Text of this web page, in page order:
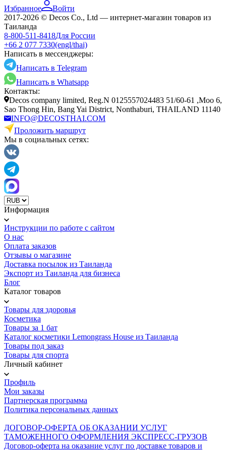
Избранное
Войти
2017-2026 © Decos Co., Ltd — интернет-магазин товаров из
Таиланда
8-800-511-8418Для России
+66 2 077 7330(engl/thai)
Написать в мессенджеры:
Написать в Telegram
Написать в Whatsapp
Контакты:
Decos company limited, Reg.N 0125557024483 51/60-61 ,Moo 6,
Sao Thong Hin, Bang Yai District, Nonthaburi, THAILAND 11140
INFO@DECOSTHAI.COM
Проложить маршрут
Мы в социальных сетях:
Информация
Инструкции по работе с сайтом
О нас
Оплата заказов
Отзывы о магазине
Доставка посылок из Таиланда
Экспорт из Таиланда для бизнеса
Блог
Каталог товаров
Товары для здоровья
Косметика
Товары за 1 бат
Каталог косметики Lemongrass House из Таиланда
Товары под заказ
Товары для спорта
Личный кабинет
Профиль
Мои заказы
Партнерская программа
Политика персональных данных
ДОГОВОР-ОФЕРТА ОБ ОКАЗАНИИ УСЛУГ
ТАМОЖЕННОГО ОФОРМЛЕНИЯ ЭКСПРЕСС-ГРУЗОВ
Договор-оферта на оказание услуг по доставке товаров и